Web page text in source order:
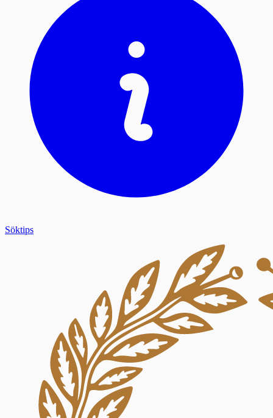
Söktips